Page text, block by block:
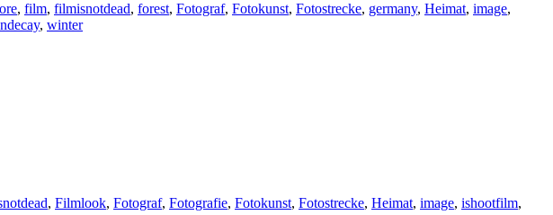
, film, filmisnotdead, forest, Fotograf, Fotokunst, Fotostrecke, germany, Heimat, image,
, winter
, Filmlook, Fotograf, Fotografie, Fotokunst, Fotostrecke, Heimat, image, ishootfilm,